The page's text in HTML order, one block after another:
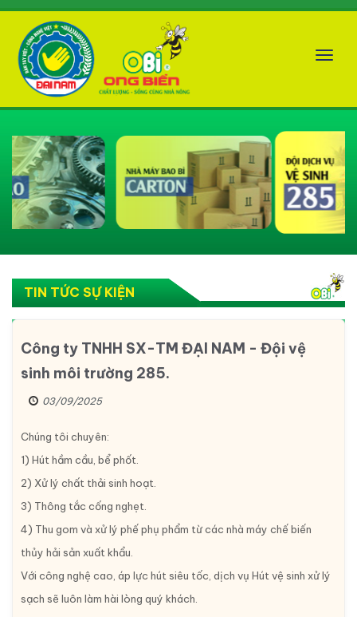
TIN TỨC SỰ KIỆN
Công ty TNHH SX-TM ĐẠI NAM - Đội vệ
sinh môi trường 285.
03/09/2025
Chúng tôi chuyên:
1) Hút hầm cầu, bể phốt.
2) Xử lý chất thải sinh hoạt.
3) Thông tắc cống nghẹt.
4) Thu gom và xử lý phế phụ phẩm từ các nhà máy chế biến
thủy hải sản xuất khẩu.
Với công nghệ cao, áp lực hút siêu tốc, dịch vụ Hút vệ sinh xử lý
sạch sẽ luôn làm hài lòng quý khách.